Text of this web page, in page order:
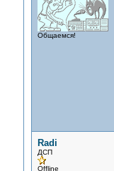
Общаемся!
Radi
ДСП
Offline